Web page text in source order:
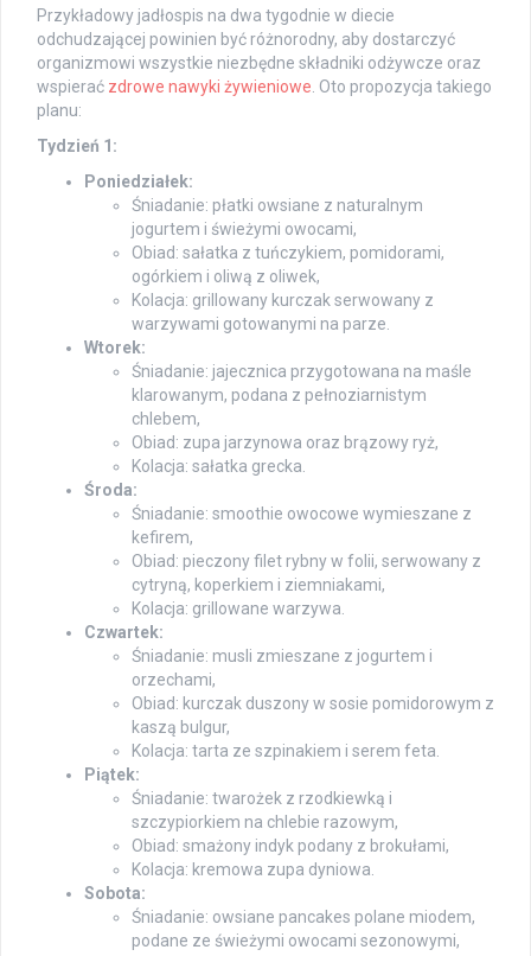
Przykładowy jadłospis na dwa tygodnie w diecie
odchudzającej powinien być różnorodny, aby dostarczyć
organizmowi wszystkie niezbędne składniki odżywcze oraz
wspierać zdrowe nawyki żywieniowe . Oto propozycja takiego
planu:
Tydzień 1:
Poniedziałek:
Śniadanie: płatki owsiane z naturalnym
jogurtem i świeżymi owocami,
Obiad: sałatka z tuńczykiem, pomidorami,
ogórkiem i oliwą z oliwek,
Kolacja: grillowany kurczak serwowany z
warzywami gotowanymi na parze.
Wtorek:
Śniadanie: jajecznica przygotowana na maśle
klarowanym, podana z pełnoziarnistym
chlebem,
Obiad: zupa jarzynowa oraz brązowy ryż,
Kolacja: sałatka grecka.
Środa:
Śniadanie: smoothie owocowe wymieszane z
kefirem,
Obiad: pieczony filet rybny w folii, serwowany z
cytryną, koperkiem i ziemniakami,
Kolacja: grillowane warzywa.
Czwartek:
Śniadanie: musli zmieszane z jogurtem i
orzechami,
Obiad: kurczak duszony w sosie pomidorowym z
kaszą bulgur,
Kolacja: tarta ze szpinakiem i serem feta.
Piątek:
Śniadanie: twarożek z rzodkiewką i
szczypiorkiem na chlebie razowym,
Obiad: smażony indyk podany z brokułami,
Kolacja: kremowa zupa dyniowa.
Sobota:
Śniadanie: owsiane pancakes polane miodem,
podane ze świeżymi owocami sezonowymi,